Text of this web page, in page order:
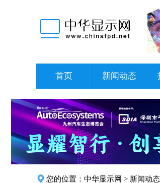
首页 新闻动态
您的位置： 中华显示网 > 新闻动态